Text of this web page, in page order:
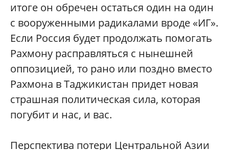
итоге он обречен остаться один на один
с вооруженными радикалами вроде «ИГ».
Если Россия будет продолжать помогать
Рахмону расправляться с нынешней
оппозицией, то рано или поздно вместо
Рахмона в Таджикистан придет новая
страшная политическая сила, которая
погубит и нас, и вас.
Перспектива потери Центральной Азии